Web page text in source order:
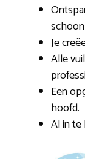
Je
Alle
Een
hoofd.
Al in te